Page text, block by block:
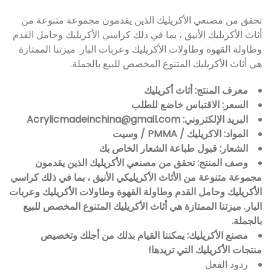
تحقق من مصنعي الأكريليك الذين يقدمون مجموعة متنوعة من
أثاث الأكريليك الأنيق ، بما في ذلك كراسي الأكريليك وحامل القدم
وطاولة القهوة وطاولات الأكريليك وعربات البار. ميزتنا الممتازة
هي أثاث الأكريليك المتنوع المخصص للبيع بالجملة.
معرف المنتج: أثاث أكريليك
السعر: الاقتباس خاضع للطلب
البريد الإلكتروني: Acrylicmadeinchina@gmail.com
المواد: الاكريليك / PMMA / وسيت
الشعار: قبول طباعة الشعار الخاص بك
وصف المنتج: تحقق من مصنعي الأكريليك الذين يقدمون
مجموعة متنوعة من الأثاث الأكريليكي الأنيق ، بما في ذلك كراسي
الأكريليك وحامل القدم وطاولة القهوة وطاولات الأكريليك وعربات
البار. ميزتنا الممتازة هي أثاث الأكريليك المتنوع المخصص للبيع
بالجملة.
مصنع الأكريليك: يمكننا القيام بذلك من أجلك وتخصيص
منتجات الأكريليك التي تريدها!
ردود الفعل